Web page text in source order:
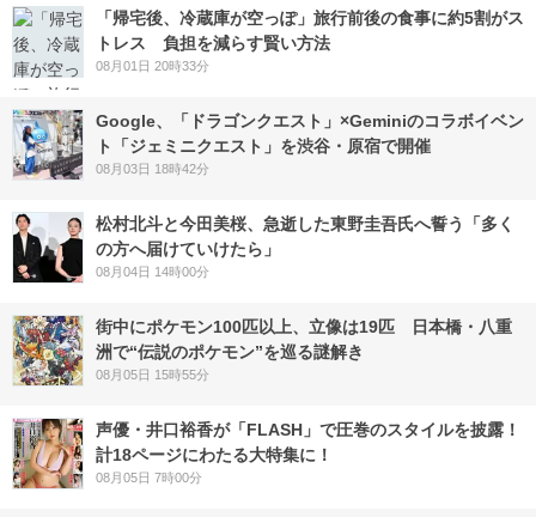
「帰宅後、冷蔵庫が空っぽ」旅行前後の食事に約5割がス
トレス 負担を減らす賢い方法
08月01日 20時33分
Google、「ドラゴンクエスト」×Geminiのコラボイベン
ト「ジェミニクエスト」を渋谷・原宿で開催
08月03日 18時42分
松村北斗と今田美桜、急逝した東野圭吾氏へ誓う「多く
の方へ届けていけたら」
08月04日 14時00分
街中にポケモン100匹以上、立像は19匹 日本橋・八重
洲で“伝説のポケモン”を巡る謎解き
08月05日 15時55分
声優・井口裕香が「FLASH」で圧巻のスタイルを披露！
計18ページにわたる大特集に！
08月05日 7時00分